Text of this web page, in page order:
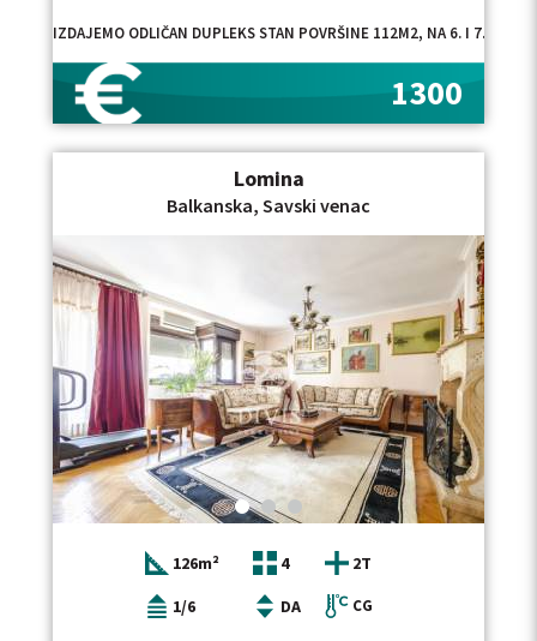
IZDAJEMO ODLIČAN DUPLEKS STAN POVRŠINE 112M2, NA 6. I 7.
1300
Lomina
Balkanska, Savski venac
126m² 4
2T
1/6
DA CG